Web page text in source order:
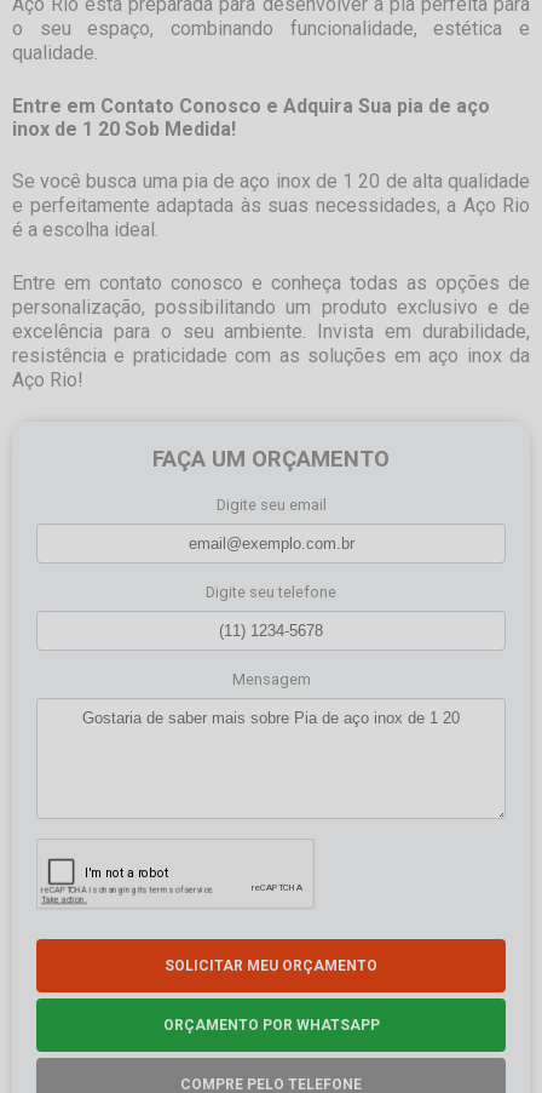
o seu espaço, combinando funcionalidade, estética e
qualidade.
Entre em Contato Conosco e Adquira Sua pia de aço
inox de 1 20 Sob Medida!
Se você busca uma pia de aço inox de 1 20 de alta qualidade
e perfeitamente adaptada às suas necessidades, a Aço Rio
é a escolha ideal.
Entre em contato conosco e conheça todas as opções de
personalização, possibilitando um produto exclusivo e de
excelência para o seu ambiente. Invista em durabilidade,
resistência e praticidade com as soluções em aço inox da
Aço Rio!
FAÇA UM ORÇAMENTO
Digite seu email
Digite seu telefone
Mensagem
SOLICITAR MEU ORÇAMENTO
ORÇAMENTO POR WHATSAPP
COMPRE PELO TELEFONE